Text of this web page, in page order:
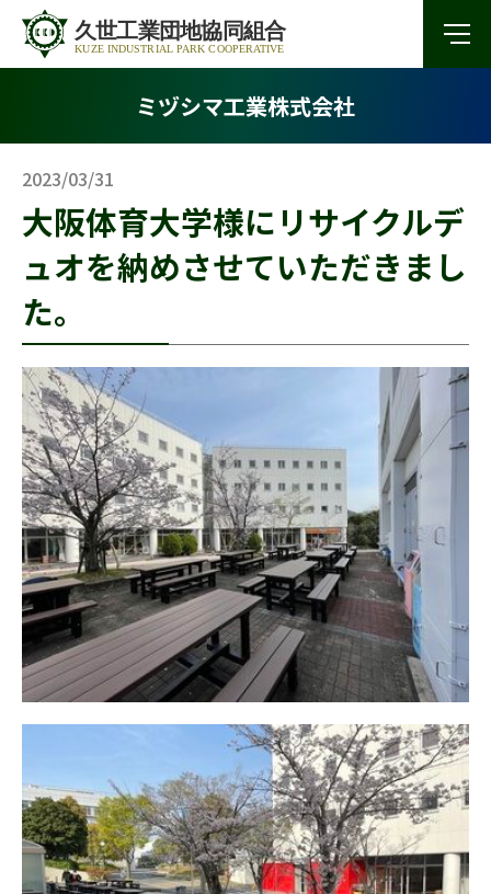
ミヅシマ工業株式会社
2023/03/31
大阪体育大学様にリサイクルデ
ュオを納めさせていただきまし
た。